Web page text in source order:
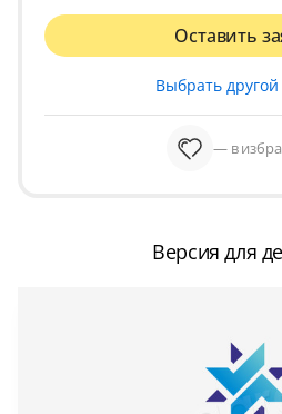
Оставить
Выбрать
— в
Версия для